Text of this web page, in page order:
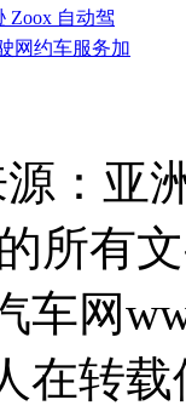
Zoox 自动驾
网约车服务加
：亚
的所有
车网
在转